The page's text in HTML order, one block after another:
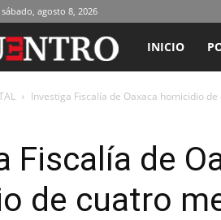
sábado, agosto 8, 2026
ENCUENTRO
RADIO
TELEVISIÓN
INICIO
Investiga Fiscalía de Oaxaca homicidio
Fiscalía de
de cuatro